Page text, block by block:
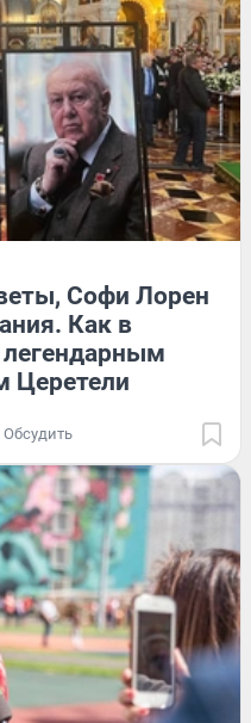
Софи Лорен
Как в
Церетели
Обсудить